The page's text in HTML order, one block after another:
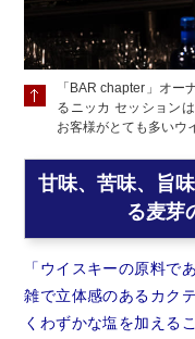
「BAR chapter」オー
るニッカ セッション
お客様がとても多いウ
甘味、苦味、旨
る麦芽
「ウイスキーの原料で
雑で立体感のあるカク
くわずかな塩を加える